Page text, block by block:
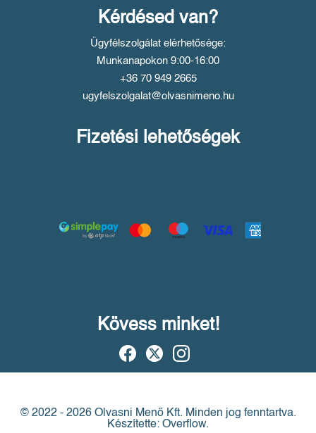
Kérdésed van?
Ügyfélszolgálat elérhetősége:
Munkanapokon 9:00-16:00
+36 70 949 2665
ugyfelszolgalat@olvasnimeno.hu
Fizetési lehetőségek
Kövess minket!
© 2022 - 2026 Olvasni Menő Kft. Minden jog fenntartva.
Készítette: Overflow.